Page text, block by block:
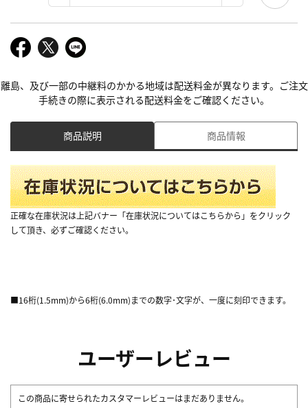
離島、及び一部の中継料のかかる地域は配送料金が異なります。ご注文
手続きの際に表示される配送料金をご確認ください。
商品説明 商品情報
正確な在庫状況は上記バナー「在庫状況についてはこちらから」をクリック
して頂き、必ずご確認ください。
■16桁(1.5mm)から6桁(6.0mm)までの数字･文字が、一度に刻印できます。
ユーザーレビュー
この商品に寄せられたカスタマーレビューはまだありません。